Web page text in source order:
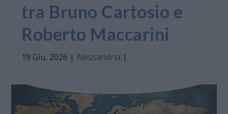
tra Bruno Cartosio e
Roberto Maccarini
19 Giu, 2026 |Alessandria |